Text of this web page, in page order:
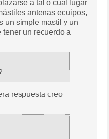
a tal o cual lugar
antenas equipos,
un simple mastil y un
tener un recuerdo a
respuesta creo